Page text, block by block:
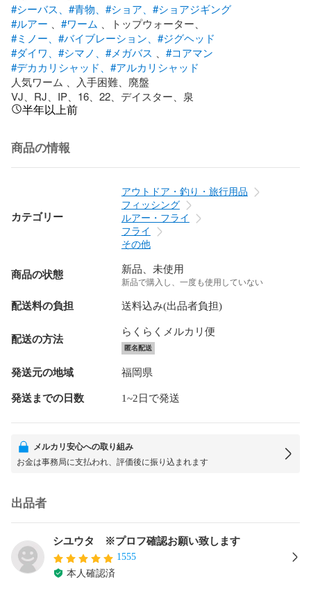
#シーバス、 #青物、 #ショア、 #ショアジギング
#ルアー
#ワーム
#ミノー、 #バイブレーション、 #ジグヘッド
#ダイワ、 #シマノ、 #メガバス
#コアマン
#デカカリシャッド、 #アルカリシャッド
人気ワーム 、入手困難、廃盤
VJ、RJ、IP、16、22、デイスター、泉
半年以上前
商品の情報
カテゴリー
アウトドア・釣り・旅行用品
フィッシング
ルアー・フライ
フライ
その他
商品の状態 新品、未使用
新品で購入し、一度も使用していない
配送料の負担 送料込み(出品者負担)
配送の方法
らくらくメルカリ便
匿名配送
発送元の地域 福岡県
発送までの日数 1~2日で発送
メルカリ安心への取り組み
お金は事務局に支払われ、評価後に振り込まれます
出品者
シユウタ ※プロフ確認お願い致します
1555
本人確認済